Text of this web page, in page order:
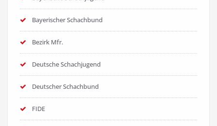
Bayerischer Schachbund
Bezirk Mfr.
Deutsche Schachjugend
Deutscher Schachbund
FIDE